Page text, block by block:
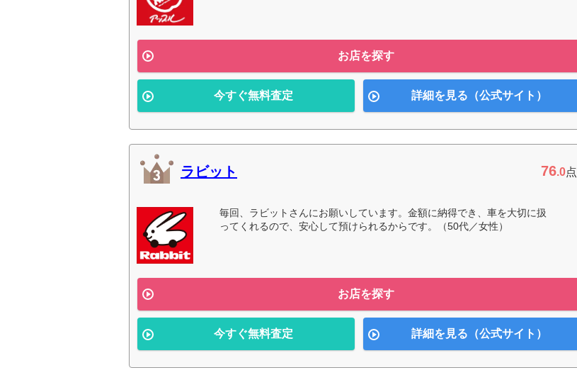
お店を探す
今すぐ無料査定 詳細を見る（公式サイト）
ラビット 76.0点
毎回、ラビットさんにお願いしています。金額に納得でき、車を大切に扱
ってくれるので、安心して預けられるからです。（50代／女性）
お店を探す
今すぐ無料査定 詳細を見る（公式サイト）